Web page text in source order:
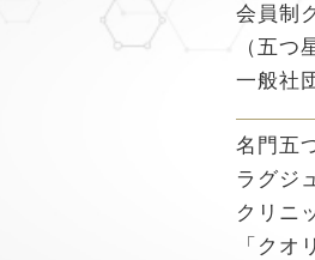
会員制
（五つ
一般社
名門五
ラグジ
クリニ
「クオ